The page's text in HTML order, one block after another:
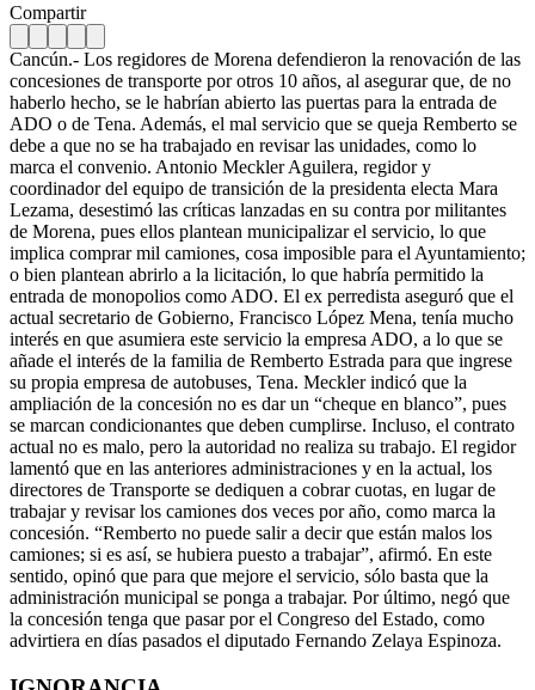
Compartir
Cancún.- Los regidores de Morena defendieron la renovación de las
concesiones de transporte por otros 10 años, al asegurar que, de no
haberlo hecho, se le habrían abierto las puertas para la entrada de
ADO o de Tena. Además, el mal servicio que se queja Remberto se
debe a que no se ha trabajado en revisar las unidades, como lo
marca el convenio. Antonio Meckler Aguilera, regidor y
coordinador del equipo de transición de la presidenta electa Mara
Lezama, desestimó las críticas lanzadas en su contra por militantes
de Morena, pues ellos plantean municipalizar el servicio, lo que
implica comprar mil camiones, cosa imposible para el Ayuntamiento;
o bien plantean abrirlo a la licitación, lo que habría permitido la
entrada de monopolios como ADO. El ex perredista aseguró que el
actual secretario de Gobierno, Francisco López Mena, tenía mucho
interés en que asumiera este servicio la empresa ADO, a lo que se
añade el interés de la familia de Remberto Estrada para que ingrese
su propia empresa de autobuses, Tena. Meckler indicó que la
ampliación de la concesión no es dar un “cheque en blanco”, pues
se marcan condicionantes que deben cumplirse. Incluso, el contrato
actual no es malo, pero la autoridad no realiza su trabajo. El regidor
lamentó que en las anteriores administraciones y en la actual, los
directores de Transporte se dediquen a cobrar cuotas, en lugar de
trabajar y revisar los camiones dos veces por año, como marca la
concesión. “Remberto no puede salir a decir que están malos los
camiones; si es así, se hubiera puesto a trabajar”, afirmó. En este
sentido, opinó que para que mejore el servicio, sólo basta que la
administración municipal se ponga a trabajar. Por último, negó que
la concesión tenga que pasar por el Congreso del Estado, como
advirtiera en días pasados el diputado Fernando Zelaya Espinoza.